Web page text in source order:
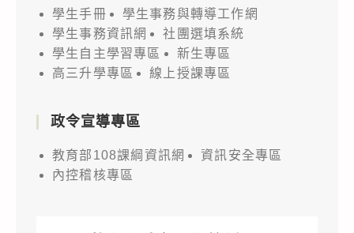
學生手冊
學生事務與轉導工作網
學生事務資訊網
社團選填系統
學生自主學習專區
新生專區
高三升學專區
線上授課專區
政令宣導專區
教育部108課綱資訊網
資訊安全專區
內控稽核專區